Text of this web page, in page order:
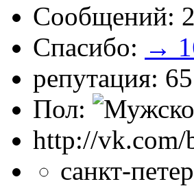
Сообщений:
Спасибо: →
репутация: 65
Пол:
http://
санкт-